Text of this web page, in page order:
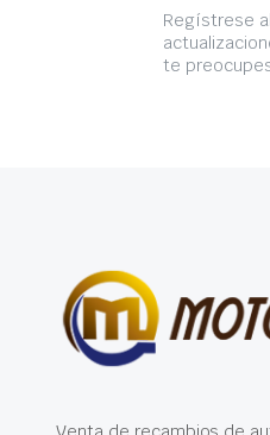
Regístrese
te